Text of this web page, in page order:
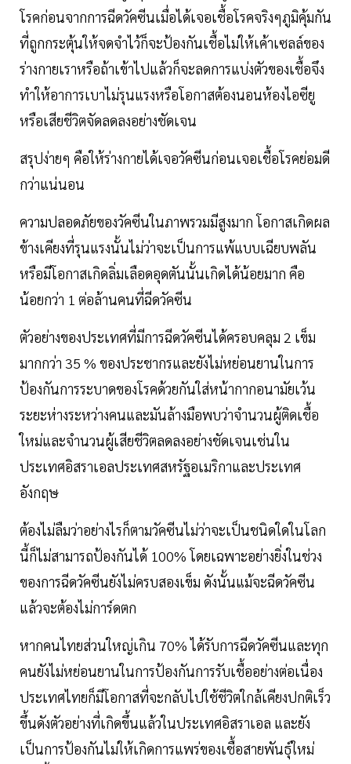
โรคก่อนจากการฉีดวัคซีนเมื่อได้เจอเชื้อโรคจริงๆภูมิคุ้มกัน
ที่ถูกกระตุ้นให้จดจำไว้ก็จะป้องกันเชื้อไม่ให้เค้าเซลล์ของ
ร่างกายเราหรือถ้าเข้าไปแล้วก็จะลดการแบ่งตัวของเชื้อจึง
ทำให้อาการเบาไม่รุนแรงหรือโอกาสต้องนอนห้องไอซียู
หรือเสียชีวิตจัดลดลงอย่างชัดเจน
สรุปง่ายๆ คือให้ร่างกายได้เจอวัคซีนก่อนเจอเชื้อโรคย่อมดี
กว่าแน่นอน
ความปลอดภัยของวัคซีนในภาพรวมมีสูงมาก โอกาสเกิดผล
ข้างเคียงที่รุนแรงนั้นไม่ว่าจะเป็นการแพ้แบบเฉียบพลัน
หรือมีโอกาสเกิดลิ่มเลือดอุดตันนั้นเกิดได้น้อยมาก คือ
น้อยกว่า 1 ต่อล้านคนที่ฉีดวัคซีน
ตัวอย่างของประเทศที่มีการฉีดวัคซีนได้ครอบคลุม 2 เข็ม
มากกว่า 35 % ของประชากรและยังไม่หย่อนยานในการ
ป้องกันการระบาดของโรคด้วยกันใส่หน้ากากอนามัยเว้น
ระยะห่างระหว่างคนและมันล้างมือพบว่าจำนวนผู้ติดเชื้อ
ใหม่และจำนวนผู้เสียชีวิตลดลงอย่างชัดเจนเช่นใน
ประเทศอิสราเอลประเทศสหรัฐอเมริกาและประเทศ
อังกฤษ
ต้องไม่ลืมว่าอย่างไรก็ตามวัคซีนไม่ว่าจะเป็นชนิดใดในโลก
นี้ก็ไม่สามารถป้องกันได้ 100% โดยเฉพาะอย่างยิ่งในช่วง
ของการฉีดวัคซีนยังไม่ครบสองเข็ม ดังนั้นแม้จะฉีดวัคซีน
แล้วจะต้องไม่การ์ดตก
หากคนไทยส่วนใหญ่เกิน 70% ได้รับการฉีดวัคซีนและทุก
คนยังไม่หย่อนยานในการป้องกันการรับเชื้ออย่างต่อเนื่อง
ประเทศไทยก็มีโอกาสที่จะกลับไปใช้ชีวิตใกล้เคียงปกติเร็ว
ขึ้นดังตัวอย่างที่เกิดขึ้นแล้วในประเทศอิสราเอล และยัง
เป็นการป้องกันไม่ให้เกิดการแพร่ของเชื้อสายพันธุ์ใหม่